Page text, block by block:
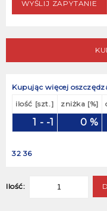
Kupując więcej
ilość [szt.]
zniżka [%]
1 - -1 0 %
32 36
Ilość: